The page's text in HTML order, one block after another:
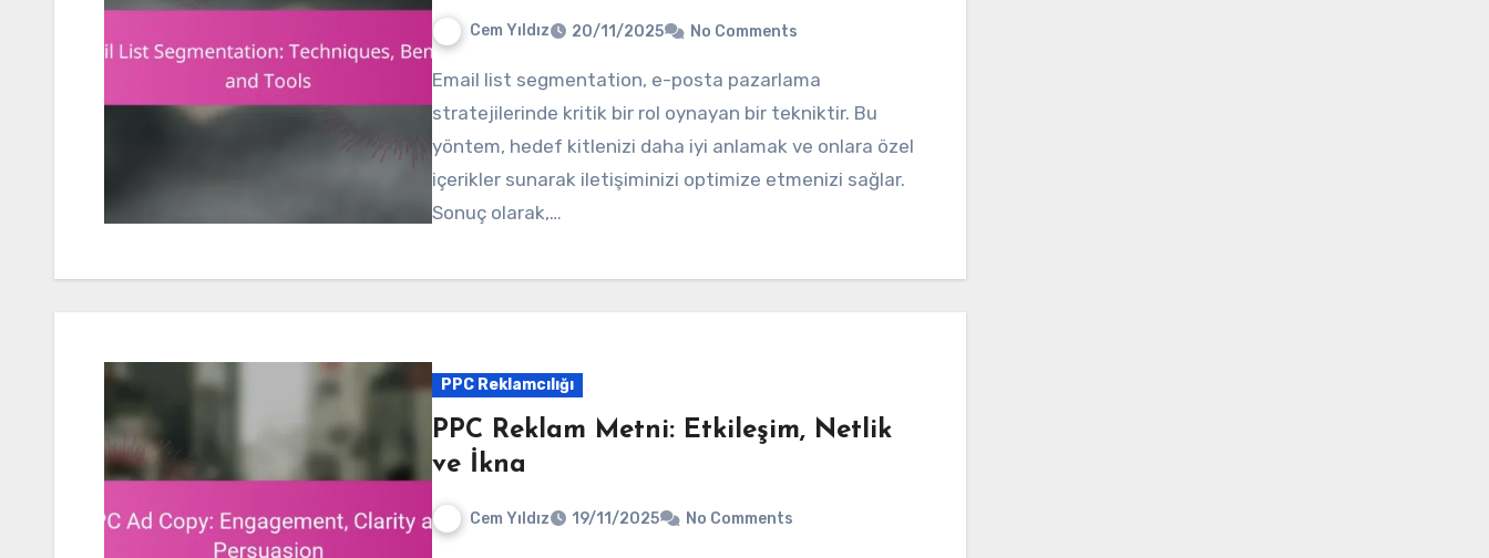
Cem Yıldız 20/11/2025 No Comments
Email list segmentation, e-posta pazarlama
stratejilerinde kritik bir rol oynayan bir tekniktir. Bu
yöntem, hedef kitlenizi daha iyi anlamak ve onlara özel
içerikler sunarak iletişiminizi optimize etmenizi sağlar.
Sonuç olarak,…
PPC Reklamcılığı
PPC Reklam Metni: Etkileşim, Netlik
ve İkna
Cem Yıldız 19/11/2025 No Comments